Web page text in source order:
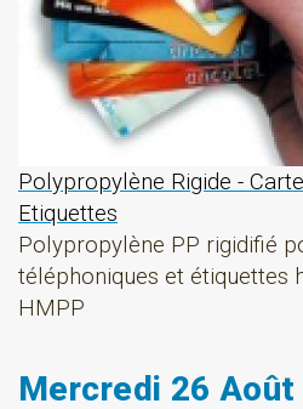
Polypropylène Rigide -
Etiquettes
Polypropylène PP rigidifié
téléphoniques et étiquettes
HMPP
Mercredi 26 Août